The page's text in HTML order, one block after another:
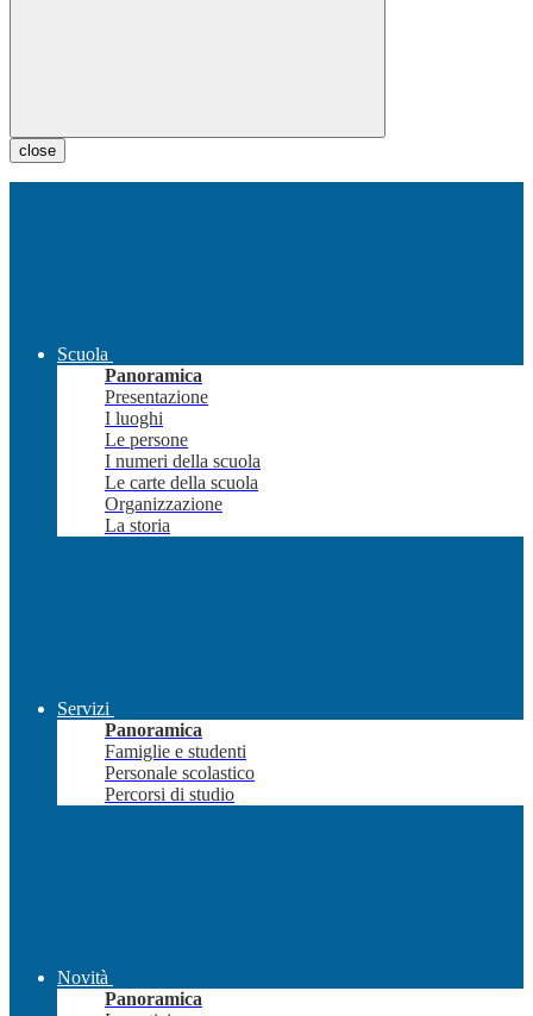
close
Scuola
Panoramica
Presentazione
I luoghi
Le persone
I numeri della scuola
Le carte della scuola
Organizzazione
La storia
Servizi
Panoramica
Famiglie e studenti
Personale scolastico
Percorsi di studio
Novità
Panoramica